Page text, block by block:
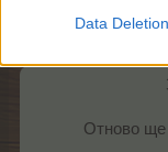
Data Deletion
S-Moderator
Отново ще